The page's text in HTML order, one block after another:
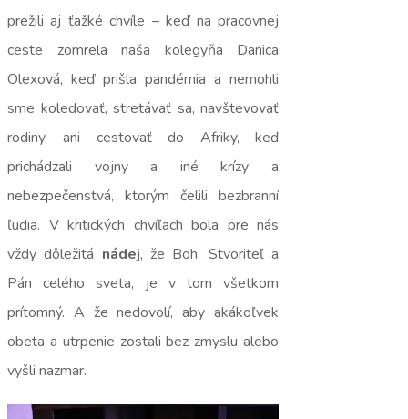
prežili aj ťažké chvíle – keď na pracovnej
ceste zomrela naša kolegyňa Danica
Olexová, keď prišla pandémia a nemohli
sme koledovať, stretávať sa, navštevovať
rodiny, ani cestovať do Afriky, keď
prichádzali vojny a iné krízy a
nebezpečenstvá, ktorým čelili bezbranní
ľudia. V kritických chvíľach bola pre nás
vždy dôležitá nádej, že Boh, Stvoriteľ a
Pán celého sveta, je v tom všetkom
prítomný. A že nedovolí, aby akákoľvek
obeta a utrpenie zostali bez zmyslu alebo
vyšli nazmar.